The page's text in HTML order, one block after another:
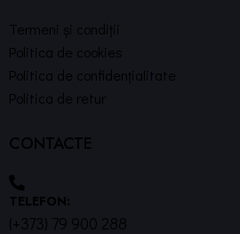
Termeni și condiții
Politica de cookies
Politica de confidențialitate
Politica de retur
CONTACTE
TELEFON:
(+373) 79 900 288